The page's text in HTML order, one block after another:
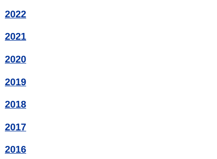
2022
2021
2020
2019
2018
2017
2016